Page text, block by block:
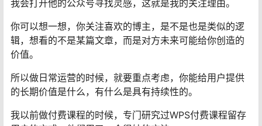
我会打开他的公众号寻找灵感，这就是我的关注理由。
你可以想一想，你关注喜欢的博主，是不是也是类似的逻
辑，想看的不是某篇文章，而是对方未来可能给你创造的
价值。
所以做日常运营的时候，就要重点考虑，你能给用户提供
的长期价值是什么，有什么是具有持续性的。
我以前做付费课程的时候，专门研究过WPS付费课程留存